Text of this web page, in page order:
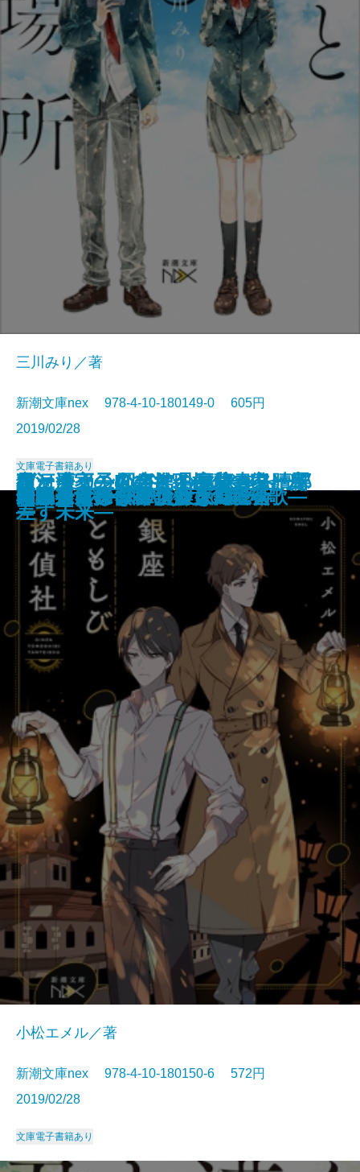
人ノ町
ケーキ王子の名推理(スペシャリ
テ)4
神獣の都―京都四神異譚録―
猫河原家の人びと―探偵一家、ハ
ワイ謎解きリゾート―
夢と魔法の国のリドル
BUG 広域警察極秘捜査班
きみの世界に、青が鳴る
流星の下で、君は二度死ぬ
ヴァチカン図書館の裏蔵書―贖罪
の十字架―
君と読む場所
三川みり／著
新潮文庫nex 978-4-10-180149-0 605円
2019/02/28
文庫電子書籍あり
銀座ともしび探偵社
小松エメル／著
新潮文庫nex 978-4-10-180150-6 572円
2019/02/28
文庫電子書籍あり
君と漕ぐ―ながとろ高校カヌー部
―
夜と会う。III―もう一人の僕と光
差す未来―
東京タワー・レストラン
田嶋春にはなりたくない
昭和少女探偵團
朝比奈うさぎの謎解き錬愛術
レトロゲームファクトリー
スクールカースト殺人同窓会
奇譚蒐集録―弔い少女の鎮魂歌―